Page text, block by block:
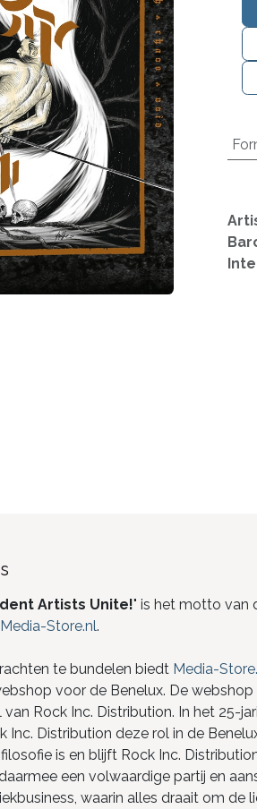
Artists Unite!" is het motto van
Media-Store.nl.
te bundelen biedt Media-
voor de Benelux. De webshop
Rock Inc. Distribution. In het 25-
Inc. Distribution deze rol in de
is en blijft Rock Inc.
een volwaardige partij en
waarin alles draait om de